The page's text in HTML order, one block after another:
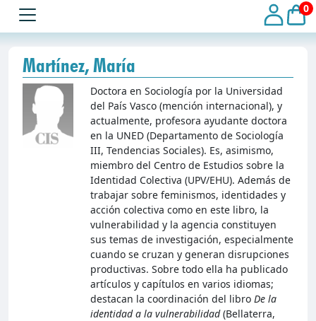
0
Martínez, María
Doctora en Sociología por la Universidad
del País Vasco (mención internacional), y
actualmente, profesora ayudante doctora
en la UNED (Departamento de Sociología
III, Tendencias Sociales). Es, asimismo,
miembro del Centro de Estudios sobre la
Identidad Colectiva (UPV/EHU). Además de
trabajar sobre feminismos, identidades y
acción colectiva como en este libro, la
vulnerabilidad y la agencia constituyen
sus temas de investigación, especialmente
cuando se cruzan y generan disrupciones
productivas. Sobre todo ella ha publicado
artículos y capítulos en varios idiomas;
destacan la coordinación del libro De la
identidad a la vulnerabilidad(Bellaterra,